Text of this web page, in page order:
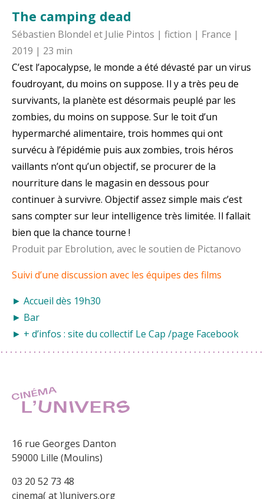
The camping dead
Sébastien Blondel et Julie Pintos | fiction | France |
2019 | 23 min
C’est l’apocalypse, le monde a été dévasté par un virus
foudroyant, du moins on suppose. Il y a très peu de
survivants, la planète est désormais peuplé par les
zombies, du moins on suppose. Sur le toit d’un
hypermarché alimentaire, trois hommes qui ont
survécu à l’épidémie puis aux zombies, trois héros
vaillants n’ont qu’un objectif, se procurer de la
nourriture dans le magasin en dessous pour
continuer à survivre. Objectif assez simple mais c’est
sans compter sur leur intelligence très limitée. Il fallait
bien que la chance tourne !
Produit par Ebrolution, avec le soutien de Pictanovo
Suivi d’une discussion avec les équipes des films
► Accueil dès 19h30
► Bar
► + d’infos : site du collectif Le Cap /page Facebook
16 rue Georges Danton
59000 Lille (Moulins)
03 20 52 73 48
cinema( at )lunivers.org